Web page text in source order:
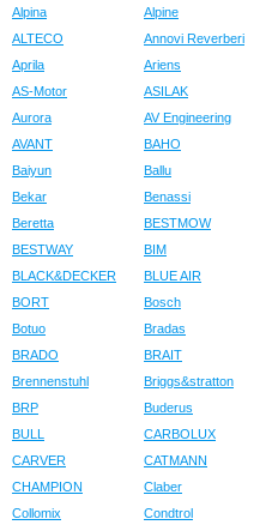
Alpina
Alpine
ALTECO
Annovi Reverberi
Aprila
Ariens
AS-Motor
ASILAK
Aurora
AV Engineering
AVANT
BAHO
Baiyun
Ballu
Bekar
Benassi
Beretta
BESTMOW
BESTWAY
BIM
BLACK&DECKER
BLUE AIR
BORT
Bosch
Botuo
Bradas
BRADO
BRAIT
Brennenstuhl
Briggs&stratton
BRP
Buderus
BULL
CARBOLUX
CARVER
CATMANN
CHAMPION
Claber
Collomix
Condtrol